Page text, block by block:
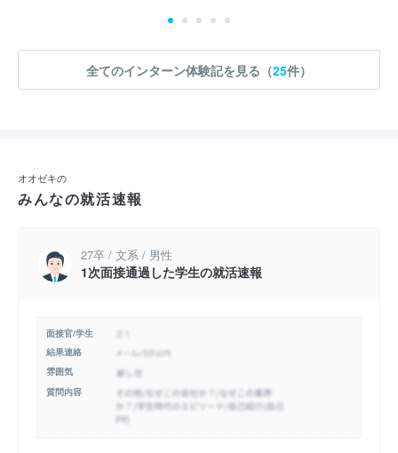
全てのインターン体験記を見る（25件）
オオゼキの
みんなの就活速報
27卒 / 文系 / 男性
1次面接通過した学生の就活速報
面接官/学生
結果連絡
雰囲気
質問内容